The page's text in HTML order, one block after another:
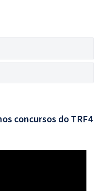
concursos do TRF4